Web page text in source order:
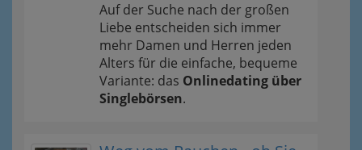
Auf der Suche nach der großen
Liebe entscheiden sich immer
mehr Damen und Herren jeden
Alters für die einfache, bequeme
Variante: das Onlinedating über
Singlebörsen.